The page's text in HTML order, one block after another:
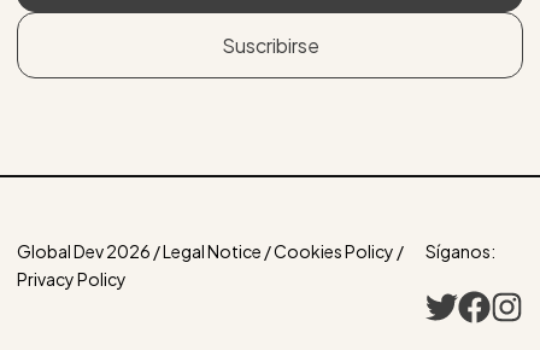
Suscribirse
Global Dev 2026 / Legal Notice / Cookies Policy /
Privacy Policy
Síganos: